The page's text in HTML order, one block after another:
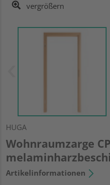
vergrößern
HUGA
Wohnraumzarge
Artikelinformationen